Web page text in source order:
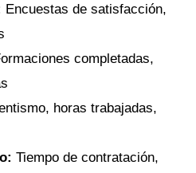
Encuestas de satisfacción,
completadas,
horas trabajadas,
Tiempo de contratación,